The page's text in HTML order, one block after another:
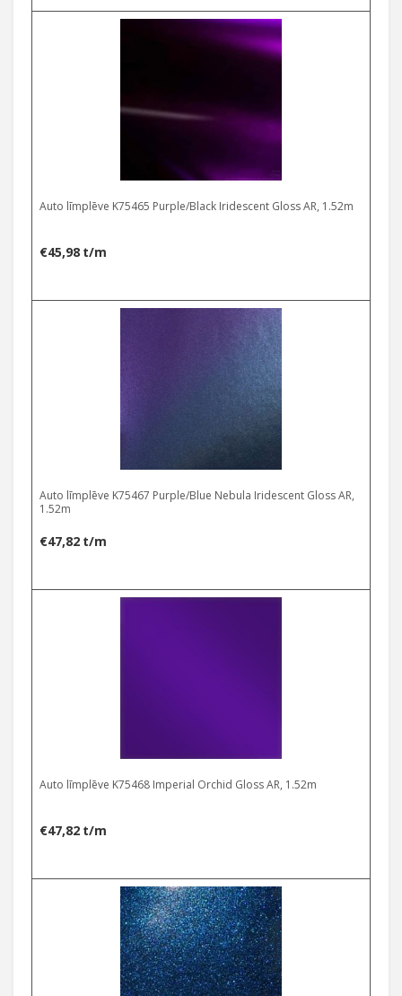
Auto līmplēve K75465 Purple/Black Iridescent Gloss AR, 1.52m
€45,98 t/m
Auto līmplēve K75467 Purple/Blue Nebula Iridescent Gloss AR,
1.52m
€47,82 t/m
Auto līmplēve K75468 Imperial Orchid Gloss AR, 1.52m
€47,82 t/m